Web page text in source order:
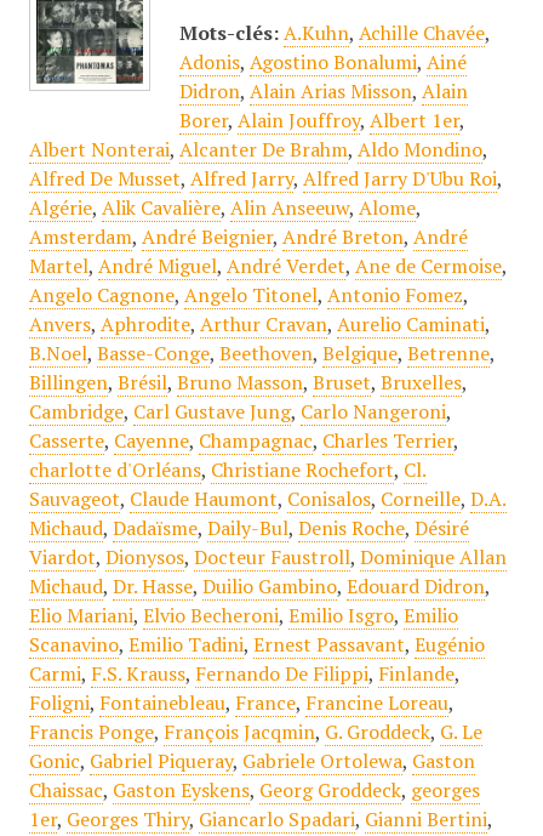
Mots-clés: A.Kuhn, Achille Chavée,
Adonis, Agostino Bonalumi, Ainé
Didron, Alain Arias Misson, Alain
Borer, Alain Jouffroy, Albert 1er,
Albert Nonterai, Alcanter De Brahm, Aldo Mondino,
Alfred De Musset, Alfred Jarry, Alfred Jarry D'Ubu Roi,
Algérie, Alik Cavalière, Alin Anseeuw, Alome,
Amsterdam, André Beignier, André Breton, André
Martel, André Miguel, André Verdet, Ane de Cermoise,
Angelo Cagnone, Angelo Titonel, Antonio Fomez,
Anvers, Aphrodite, Arthur Cravan, Aurelio Caminati,
B.Noel, Basse-Conge, Beethoven, Belgique, Betrenne,
Billingen, Brésil, Bruno Masson, Bruset, Bruxelles,
Cambridge, Carl Gustave Jung, Carlo Nangeroni,
Casserte, Cayenne, Champagnac, Charles Terrier,
charlotte d'Orléans, Christiane Rochefort, Cl.
Sauvageot, Claude Haumont, Conisalos, Corneille, D.A.
Michaud, Dadaïsme, Daily-Bul, Denis Roche, Désiré
Viardot, Dionysos, Docteur Faustroll, Dominique Allan
Michaud, Dr. Hasse, Duilio Gambino, Edouard Didron,
Elio Mariani, Elvio Becheroni, Emilio Isgro, Emilio
Scanavino, Emilio Tadini, Ernest Passavant, Eugénio
Carmi, F.S. Krauss, Fernando De Filippi, Finlande,
Foligni, Fontainebleau, France, Francine Loreau,
Francis Ponge, François Jacqmin, G. Groddeck, G. Le
Gonic, Gabriel Piqueray, Gabriele Ortolewa, Gaston
Chaissac, Gaston Eyskens, Georg Groddeck, georges
1er, Georges Thiry, Giancarlo Spadari, Gianni Bertini,